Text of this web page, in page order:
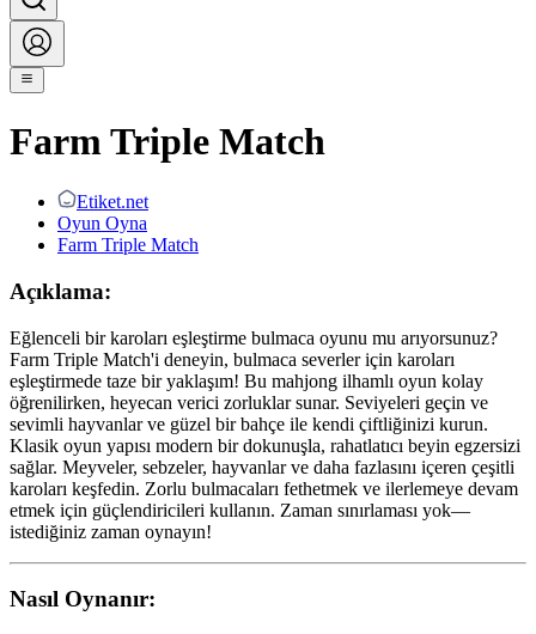
Farm Triple Match
Etiket.net
Oyun Oyna
Farm Triple Match
Açıklama:
Eğlenceli bir karoları eşleştirme bulmaca oyunu mu arıyorsunuz?
Farm Triple Match'i deneyin, bulmaca severler için karoları
eşleştirmede taze bir yaklaşım! Bu mahjong ilhamlı oyun kolay
öğrenilirken, heyecan verici zorluklar sunar. Seviyeleri geçin ve
sevimli hayvanlar ve güzel bir bahçe ile kendi çiftliğinizi kurun.
Klasik oyun yapısı modern bir dokunuşla, rahatlatıcı beyin egzersizi
sağlar. Meyveler, sebzeler, hayvanlar ve daha fazlasını içeren çeşitli
karoları keşfedin. Zorlu bulmacaları fethetmek ve ilerlemeye devam
etmek için güçlendiricileri kullanın. Zaman sınırlaması yok—
istediğiniz zaman oynayın!
Nasıl Oynanır: